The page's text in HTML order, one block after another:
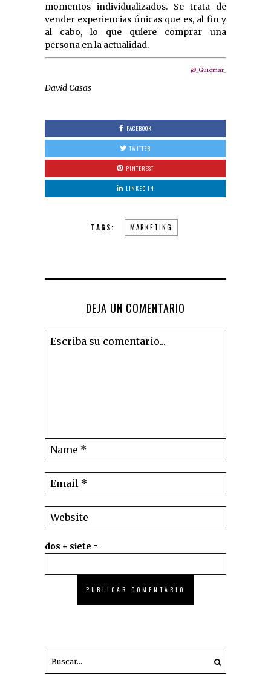
momentos individualizados. Se trata de
vender experiencias únicas que es, al fin y
al cabo, lo que quiere comprar una
persona en la actualidad.
@_Guiomar_
David Casas
FACEBOOK
TWITTER
PINTEREST
LINKED IN
TAGS: MARKETING
DEJA UN COMENTARIO
dos + siete =